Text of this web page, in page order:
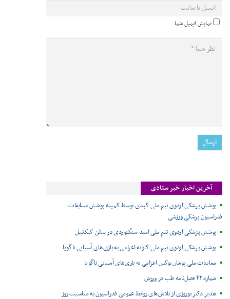
نمایش ایمیل شما
آخرین اخبار خبر ستادی
پوشش پزشکی اردوی تیم ملی کبدی توسط کمیته پوشش مسابقات
فدراسیون پزشکی ورزشی
پوشش پزشکی اردوی تیم ملی امید سنگنوردی در سالن کبکانیان
پوشش پزشکی اردوی تیم ملی کاراته اعزامی به بازی‌های آسیایی ناگویا
معاینات ملی پوشان بوکس اعزامی به بازی‌های آسیایی ناگویا
شماره ۴۲ فصل‌نامه طب در ورزش
تقدیر دکتر نوروزی از تلاش‌های روابط عمومی فدراسیون به مناسبت روز